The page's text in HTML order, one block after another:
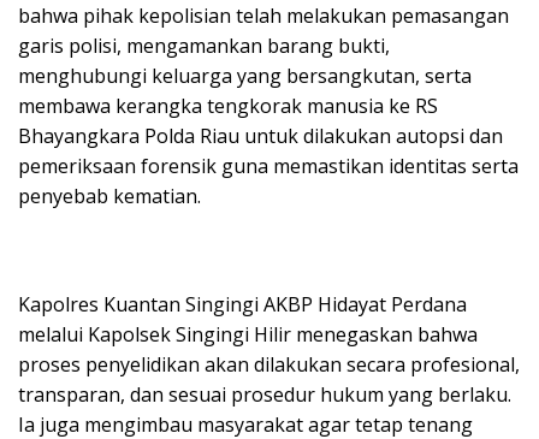
bahwa pihak kepolisian telah melakukan pemasangan
garis polisi, mengamankan barang bukti,
menghubungi keluarga yang bersangkutan, serta
membawa kerangka tengkorak manusia ke RS
Bhayangkara Polda Riau untuk dilakukan autopsi dan
pemeriksaan forensik guna memastikan identitas serta
penyebab kematian.
Kapolres Kuantan Singingi AKBP Hidayat Perdana
melalui Kapolsek Singingi Hilir menegaskan bahwa
proses penyelidikan akan dilakukan secara profesional,
transparan, dan sesuai prosedur hukum yang berlaku.
Ia juga mengimbau masyarakat agar tetap tenang